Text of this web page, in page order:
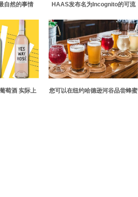
自然的事情
HAAS发布名为Incognito的可流
低产品损失和清理
萄酒 实际上
您可以在纽约哈德逊河谷品尝蜂蜜